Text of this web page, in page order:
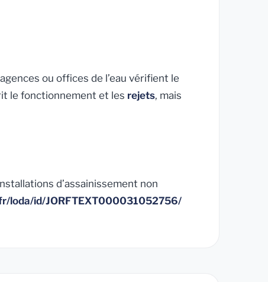
ou offices de l’eau vérifient le
le fonctionnement et les rejets, mais
d’assainissement non
loda/id/JORFTEXT000031052756/